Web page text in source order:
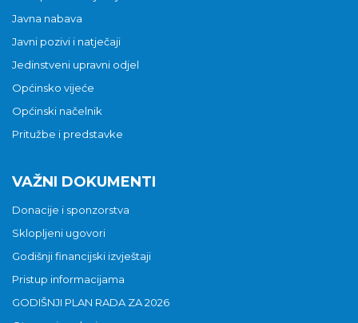
Javna nabava
Javni pozivi i natječaji
Jedinstveni upravni odjel
Općinsko vijeće
Općinski načelnik
Pritužbe i predstavke
VAŽNI DOKUMENTI
Donacije i sponzorstva
Sklopljeni ugovori
Godišnji financijski izvještaji
Pristup informacijama
GODIŠNJI PLAN RADA ZA 2026